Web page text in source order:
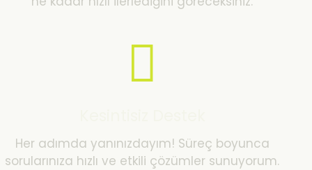
Her adımda yanınızdayım! Süreç boyunca
sorularınıza hızlı ve etkili çözümler sunuyorum.